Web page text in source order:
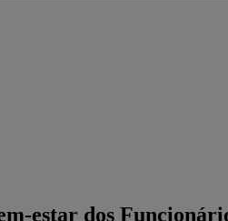
estar dos